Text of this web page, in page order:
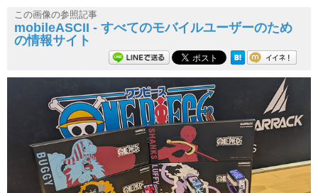
この画像の参照記事
mobileASCII - すべてのモバイルユーザーのため
の情報サイト